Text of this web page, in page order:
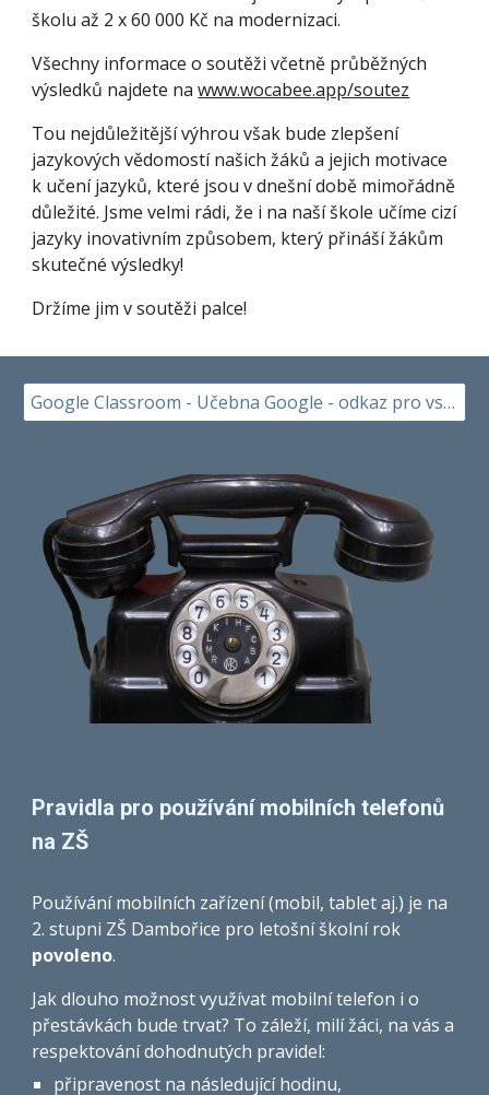
školu až 2 x 60 000 Kč na modernizaci.
Všechny informace o soutěži včetně průběžných
výsledků najdete nawww.wocabee.app/soutez
Tou nejdůležitější výhrou však bude zlepšení
jazykových vědomostí našich žáků a jejich motivace
k učení jazyků, které jsou v dnešní době mimořádně
důležité. Jsme velmi rádi, že i na naší škole učíme cizí
jazyky inovativním způsobem, který přináší žákům
skutečné výsledky!
Držíme jim v soutěži palce!
Google Classroom - Učebna Google - odkaz pro vstup
Pravidla pro používání mobilních telefonů
na ZŠ
Používání mobilních zařízení (mobil, tablet aj.) je na
2. stupni ZŠ Dambořice pro letošní školní rok
povoleno.
Jak dlouho možnost využívat mobilní telefon i o
přestávkách bude trvat? To záleží, milí žáci, na vás a
respektování dohodnutých pravidel:
připravenost na následující hodinu,